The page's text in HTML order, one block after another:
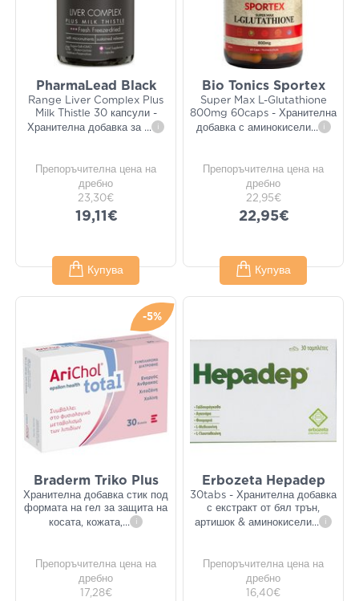
PharmaLead Black
Range Liver Complex Plus
Milk Thistle 30 капсули -
Хранителна добавка за ... i
Препоръчителна цена на
дребно
23,30€
19,11€
Купува
Bio Tonics Sportex
Super Max L-Glutathione
800mg 60caps - Хранителна
добавка с аминокисели... i
Препоръчителна цена на
дребно
22,95€
22,95€
Купува
-5%
Braderm Triko Plus
Хранителна добавка стик под
формата на гел за защита на
косата, кожата,... i
Препоръчителна цена на
дребно
17,28€
Erbozeta Hepadep
30tabs - Хранителна добавка
с екстракт от бял трън,
артишок & аминокисели... i
Препоръчителна цена на
дребно
16,40€